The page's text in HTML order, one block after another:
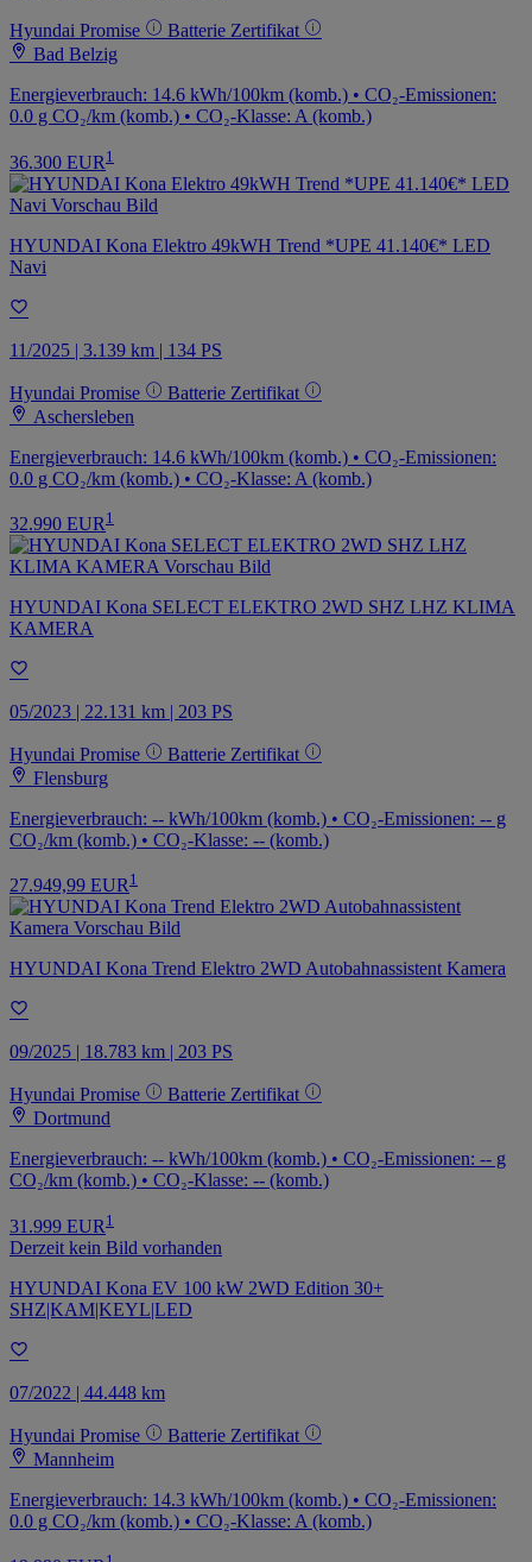
Hyundai Promise
Batterie Zertifikat
Bad Belzig
Energieverbrauch: 14.6 kWh/100km (komb.) • CO₂-Emissionen:
0.0 g CO₂/km (komb.) • CO₂-Klasse: A (komb.)
36.300 EUR 1
HYUNDAI Kona Elektro 49kWH Trend *UPE 41.140€* LED
Navi
11/2025 | 3.139 km | 134 PS
Hyundai Promise
Batterie Zertifikat
Aschersleben
Energieverbrauch: 14.6 kWh/100km (komb.) • CO₂-Emissionen:
0.0 g CO₂/km (komb.) • CO₂-Klasse: A (komb.)
32.990 EUR 1
HYUNDAI Kona SELECT ELEKTRO 2WD SHZ LHZ KLIMA
KAMERA
05/2023 | 22.131 km | 203 PS
Hyundai Promise
Batterie Zertifikat
Flensburg
Energieverbrauch: -- kWh/100km (komb.) • CO₂-Emissionen: -- g
CO₂/km (komb.) • CO₂-Klasse: -- (komb.)
27.949,99 EUR 1
HYUNDAI Kona Trend Elektro 2WD Autobahnassistent Kamera
09/2025 | 18.783 km | 203 PS
Hyundai Promise
Batterie Zertifikat
Dortmund
Energieverbrauch: -- kWh/100km (komb.) • CO₂-Emissionen: -- g
CO₂/km (komb.) • CO₂-Klasse: -- (komb.)
31.999 EUR 1
Derzeit kein Bild vorhanden
HYUNDAI Kona EV 100 kW 2WD Edition 30+
SHZ|KAM|KEYL|LED
07/2022 | 44.448 km
Hyundai Promise
Batterie Zertifikat
Mannheim
Energieverbrauch: 14.3 kWh/100km (komb.) • CO₂-Emissionen:
0.0 g CO₂/km (komb.) • CO₂-Klasse: A (komb.)